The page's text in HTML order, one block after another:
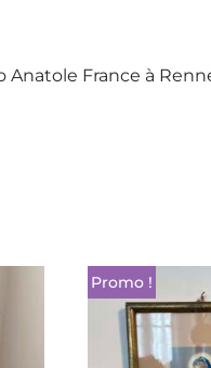
France à
Promo !